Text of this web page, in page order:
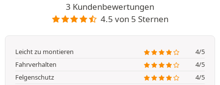
3 Kundenbewertungen
4.5 von 5 Sternen
Leicht zu montieren
4/5
Fahrverhalten
4/5
Felgenschutz
4/5